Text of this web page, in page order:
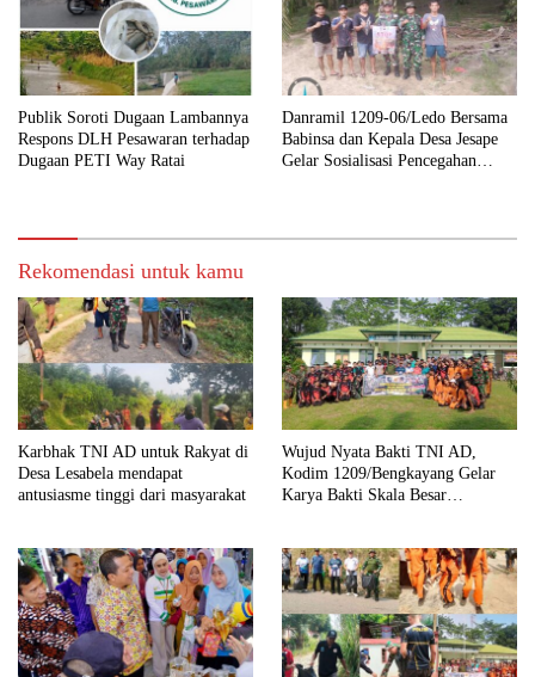
Publik Soroti Dugaan Lambannya
Respons DLH Pesawaran terhadap
Dugaan PETI Way Ratai
Danramil 1209-06/Ledo Bersama
Babinsa dan Kepala Desa Jesape
Gelar Sosialisasi Pencegahan
Rekomendasi untuk kamu
Karbhak TNI AD untuk Rakyat di
Desa Lesabela mendapat
antusiasme tinggi dari masyarakat
Wujud Nyata Bakti TNI AD,
Kodim 1209/Bengkayang Gelar
Karya Bakti Skala Besar